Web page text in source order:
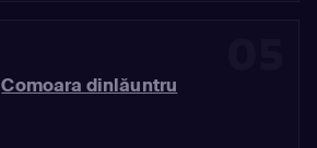
Comoara dinlăuntru